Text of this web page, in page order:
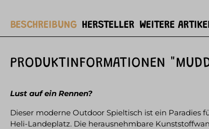
BESCHREIBUNG HERSTELLER WEITERE
PRODUKTINFORMATIONEN
Lust auf ein Rennen?
Dieser moderne Outdoor Spieltisch ist ein
Heli-Landeplatz. Die herausnehmbare